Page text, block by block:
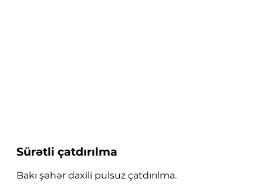
Sürətli çatdırılma
Bakı şəhər daxili pulsuz çatdırılma.